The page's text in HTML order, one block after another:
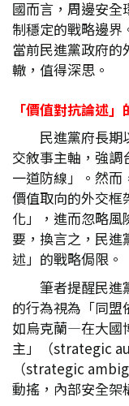
國而言，周邊安
制穩定的戰略邊界
當前民進黨政府的
轍，值得深思。
「價值對抗論述」
民進黨府長期
交敘事主軸，強
一道防線」。然
價值取向的外交框
化」，進而忽略風
要，換言之，民
述」的戰略侷限。
筆者提醒民進
的行為視為「同盟
如烏克蘭—在大國
主」（strategic
（strategic
動搖，內部安全架